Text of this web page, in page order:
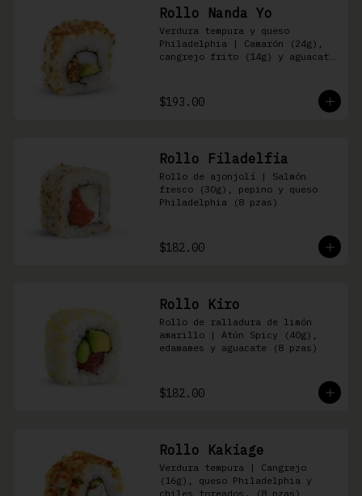
Rollo Nanda Yo
Verdura tempura y queso
Philadelphia | Camarón (24g),
cangrejo frito (14g) y aguacate
$193.00
Rollo Filadelfia
Rollo de ajonjolí | Salmón
fresco (30g), pepino y queso
Philadelphia (8 pzas)
$182.00
Rollo Kiro
Rollo de ralladura de limón
amarillo | Atún Spicy (40g),
edamames y aguacate (8 pzas)
$182.00
Rollo Kakiage
Verdura tempura | Cangrejo
(16g), queso Philadelphia y
chiles toreados. (8 pzas)